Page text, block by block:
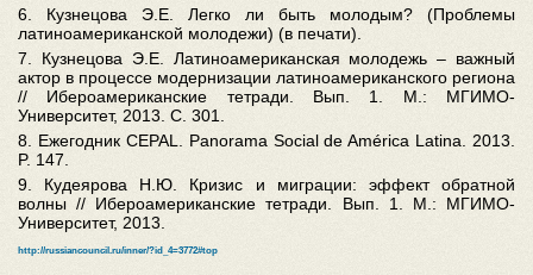
6. Кузнецова Э.Е. Легко ли быть молодым? (Проблемы
латиноамериканской молодежи) (в печати).
7. Кузнецова Э.Е. Латиноамериканская молодежь – важный
актор в процессе модернизации латиноамериканского региона
// Ибероамериканские тетради. Вып. 1. М.: МГИМО-
Университет, 2013. C. 301.
8. Ежегодник CEPAL. Panorama Social de América Latina. 2013.
P. 147.
9. Кудеярова Н.Ю. Кризис и миграции: эффект обратной
волны // Ибероамериканские тетради. Вып. 1. М.: МГИМО-
Университет, 2013.
http://russiancouncil.ru/inner/?id_4=3772#top